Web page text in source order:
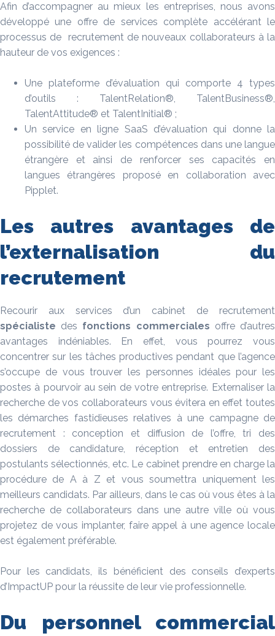
Afin d’accompagner au mieux les entreprises, nous avons
développé une offre de services complète accélérant le
processus de recrutement de nouveaux collaborateurs à la
hauteur de vos exigences :
Une plateforme d’évaluation qui comporte 4 types
d’outils : TalentRelation®, TalentBusiness®,
TalentAttitude® et TalentInitial® ;
Un service en ligne SaaS d’évaluation qui donne la
possibilité de valider les compétences dans une langue
étrangère et ainsi de renforcer ses capacités en
langues étrangères proposé en collaboration avec
Pipplet.
Les autres avantages de
l’externalisation du
recrutement
Recourir aux services d’un cabinet de recrutement
spécialiste des fonctions commerciales offre d’autres
avantages indéniables. En effet, vous pourrez vous
concentrer sur les tâches productives pendant que l’agence
s’occupe de vous trouver les personnes idéales pour les
postes à pourvoir au sein de votre entreprise. Externaliser la
recherche de vos collaborateurs vous évitera en effet toutes
les démarches fastidieuses relatives à une campagne de
recrutement : conception et diffusion de l’offre, tri des
dossiers de candidature, réception et entretien des
postulants sélectionnés, etc. Le cabinet prendre en charge la
procédure de A à Z et vous soumettra uniquement les
meilleurs candidats. Par ailleurs, dans le cas où vous êtes à la
recherche de collaborateurs dans une autre ville où vous
projetez de vous implanter, faire appel à une agence locale
est également préférable.
Pour les candidats, ils bénéficient des conseils d’experts
d’ImpactUP pour la réussite de leur vie professionnelle.
Du personnel commercial